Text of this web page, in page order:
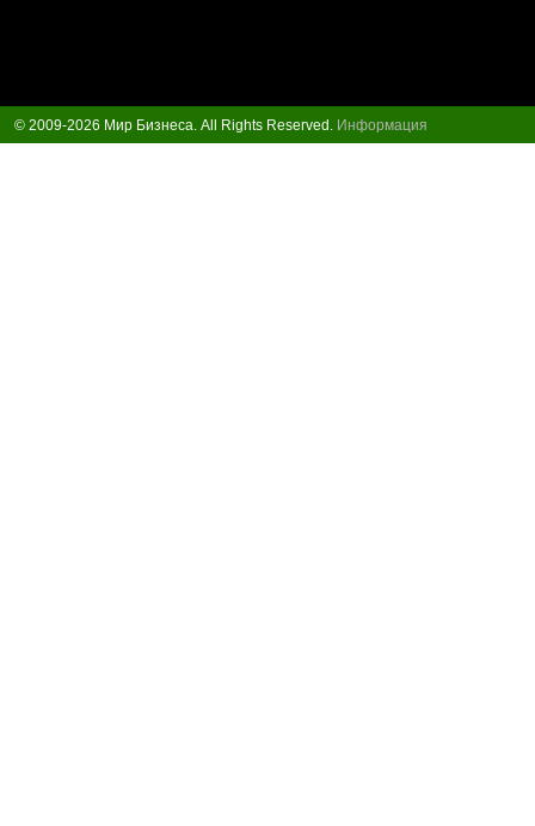
© 2009-2026 Мир Бизнеса. All Rights Reserved. Информация